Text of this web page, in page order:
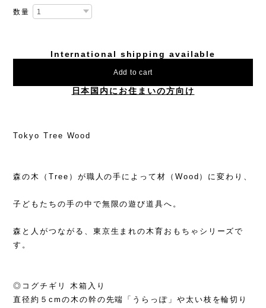
数量
International shipping available
Add to cart
日本国内にお住まいの方向け
Tokyo Tree Wood
森の木（Tree）が職人の手によって材（Wood）に変わり、
子どもたちの手の中で無限の遊び道具へ。
森と人がつながる、東京生まれの木育おもちゃシリーズで
す。
◎コグチギリ 木箱入り
直径約５cmの木の幹の先端「うらっぽ」や太い枝を輪切り